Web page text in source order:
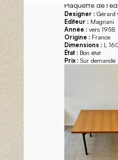
Plaquette de
Designer : Gérard
Editeur : Magnani
Année : vers 1958
Origine : France
Dimensions : L
État : Bon état
Prix : Sur demande